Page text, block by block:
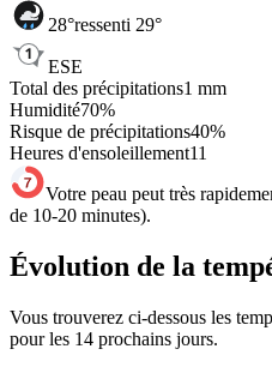
28°ressenti 29°
ESE
Total des précipitations1 mm
Humidité70%
Risque de précipitations40%
Heures d'ensoleillement11
Votre peau peut très
de 10-20 minutes).
Évolution de la
Vous trouverez ci-dessous les
pour les 14 prochains jours.